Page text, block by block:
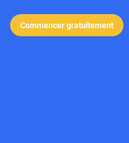
Commencer gratuitement